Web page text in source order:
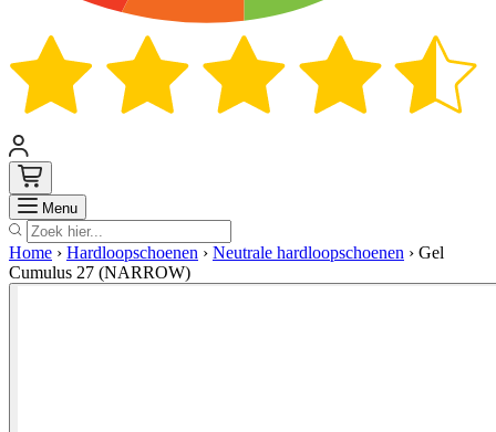
Menu Zoek
Home › Hardloopschoenen › Neutrale hardloopschoenen › Gel
Cumulus 27 (NARROW)